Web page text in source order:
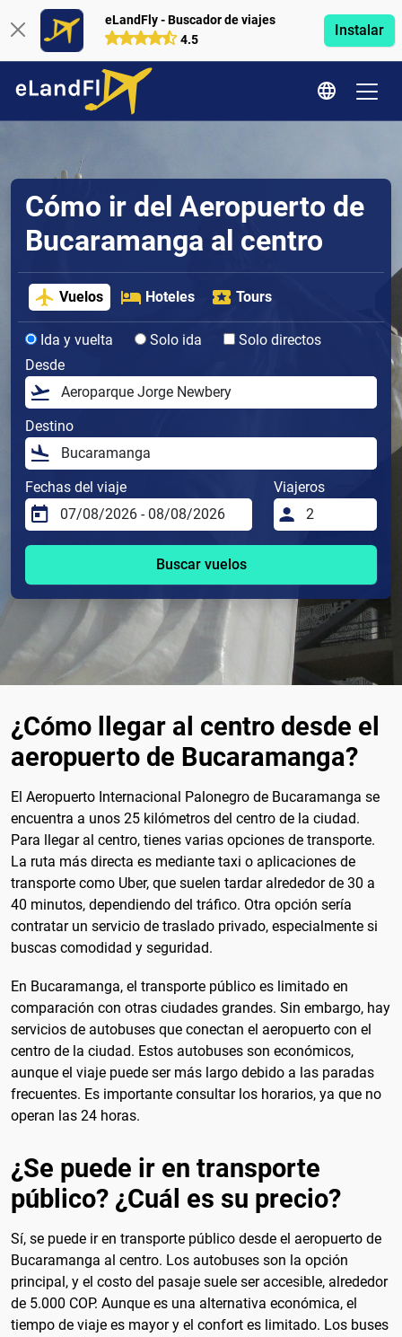
eLandFly - Buscador de viajes
4.5
Instalar
Cómo ir del Aeropuerto de
Bucaramanga al centro
Vuelos Hoteles Tours
Ida y vuelta Solo ida
Solo directos
Desde
Destino
Fechas del viaje Viajeros
Buscar vuelos
¿Cómo llegar al centro desde el
aeropuerto de Bucaramanga?
El Aeropuerto Internacional Palonegro de Bucaramanga se
encuentra a unos 25 kilómetros del centro de la ciudad.
Para llegar al centro, tienes varias opciones de transporte.
La ruta más directa es mediante taxi o aplicaciones de
transporte como Uber, que suelen tardar alrededor de 30 a
40 minutos, dependiendo del tráfico. Otra opción sería
contratar un servicio de traslado privado, especialmente si
buscas comodidad y seguridad.
En Bucaramanga, el transporte público es limitado en
comparación con otras ciudades grandes. Sin embargo, hay
servicios de autobuses que conectan el aeropuerto con el
centro de la ciudad. Estos autobuses son económicos,
aunque el viaje puede ser más largo debido a las paradas
frecuentes. Es importante consultar los horarios, ya que no
operan las 24 horas.
¿Se puede ir en transporte
público? ¿Cuál es su precio?
Sí, se puede ir en transporte público desde el aeropuerto de
Bucaramanga al centro. Los autobuses son la opción
principal, y el costo del pasaje suele ser accesible, alrededor
de 5.000 COP. Aunque es una alternativa económica, el
tiempo de viaje es mayor y el confort es limitado. Los buses